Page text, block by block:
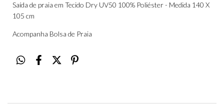
Saída de praia em Tecido Dry UV50 100% Poliéster - Medida 140 X
105 cm
Acompanha Bolsa de Praia